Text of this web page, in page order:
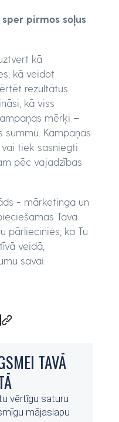
pirmos soļus
kā
kā veidot
rezultātus.
kā viss
mērķi –
Kampaņas
tiek sasniegti
pēc vajadzības
- mārketinga un
Tava
pārliecinies, ka Tu
veidā,
savai